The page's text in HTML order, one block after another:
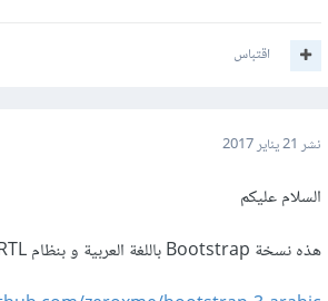
اقتباس
نشر 21 يناير 2017
السلام عليكم
هذه نسخة Bootstrap باللغة العربية و بنظام RTL من اليمين الى اليسار